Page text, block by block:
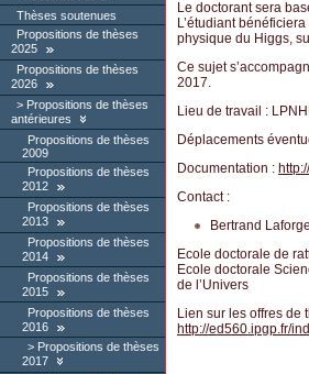
Thèses soutenues
Propositions de thèses
2025
Propositions de thèses
2026
Propositions de thèses
antérieures
Propositions de thèses
2009
Propositions de thèses
2012
Propositions de thèses
2013
Propositions de thèses
2014
Propositions de thèses
2015
Propositions de thèses
2016
Propositions de thèses
2017
Le doctorant sera
L’étudiant
physique du Higgs,
Ce sujet
2017.
Lieu de travail :
Déplacements
Documentation :
Contact :
Bertrand
Ecole doctorale de
Ecole doctorale
de l’Univers
Lien sur les offres de
http://ed560.ipgp.fr/